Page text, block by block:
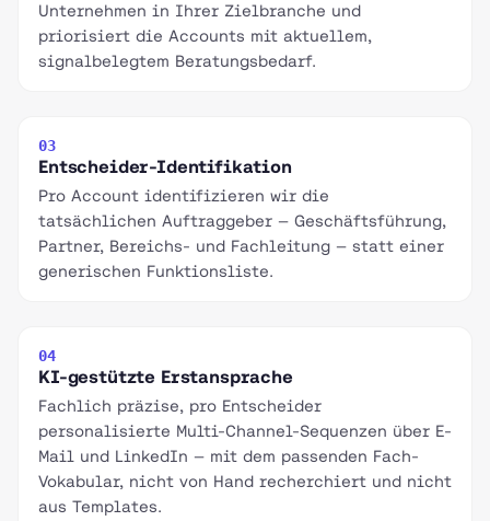
Unternehmen in Ihrer Zielbranche und
priorisiert die Accounts mit aktuellem,
signalbelegtem Beratungsbedarf.
03
Entscheider-Identifikation
Pro Account identifizieren wir die
tatsächlichen Auftraggeber — Geschäftsführung,
Partner, Bereichs- und Fachleitung — statt einer
generischen Funktionsliste.
04
KI-gestützte Erstansprache
Fachlich präzise, pro Entscheider
personalisierte Multi-Channel-Sequenzen über E-
Mail und LinkedIn — mit dem passenden Fach-
Vokabular, nicht von Hand recherchiert und nicht
aus Templates.